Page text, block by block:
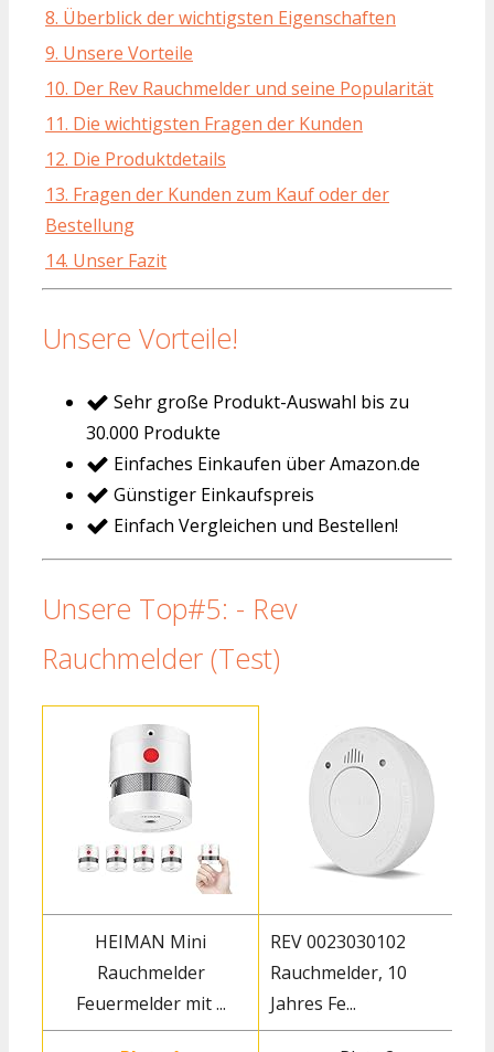
8. Überblick der wichtigsten Eigenschaften
9. Unsere Vorteile
10. Der Rev Rauchmelder und seine Popularität
11. Die wichtigsten Fragen der Kunden
12. Die Produktdetails
13. Fragen der Kunden zum Kauf oder der
Bestellung
14. Unser Fazit
Unsere Vorteile!
Sehr große Produkt-Auswahl bis zu
30.000 Produkte
Einfaches Einkaufen über Amazon.de
Günstiger Einkaufspreis
Einfach Vergleichen und Bestellen!
Unsere Top#5: - Rev
Rauchmelder (Test)
HEIMAN Mini
Rauchmelder
Feuermelder mit ...
REV 0023030102
Rauchmelder, 10
Jahres Fe...